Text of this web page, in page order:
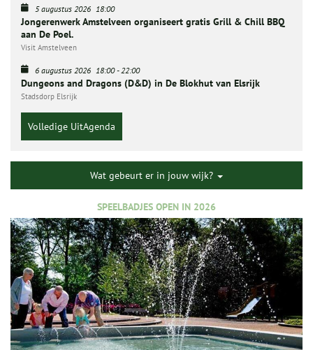
5 augustus 2026 18:00
Jongerenwerk Amstelveen organiseert gratis Grill & Chill BBQ
aan De Poel.
Visit Amstelveen
6 augustus 2026 18:00-22:00
Dungeons and Dragons (D&D) in De Blokhut van Elsrijk
Stadsdorp Elsrijk
Volledige UitAgenda
Wat gebeurt er in jouw wijk?
SPEELBADJES OPEN IN 2026